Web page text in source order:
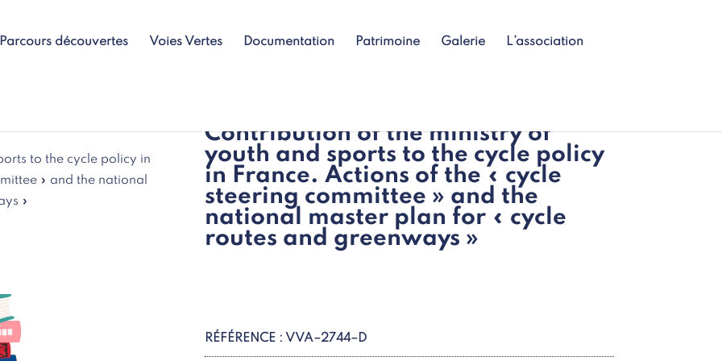
Parcours découvertes Voies Vertes Documentation Patrimoine Galerie L’association
to the cycle policy in
» and the national
»
Contribution of the ministry of
youth and sports to the cycle policy
in France. Actions of the « cycle
steering committee » and the
national master plan for « cycle
routes and greenways »
RÉFÉRENCE : VVA–2744–D